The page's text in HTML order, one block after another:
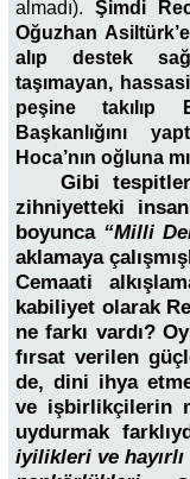
almadı). Şimdi
Oğuzhan
alıp destek
taşımayan,
peşine takılıp
Başkanlığını
Hoca’nın oğluna
Gibi
zihniyetteki
boyunca “Milli
aklamaya
Cemaati
kabiliyet olarak
ne farkı vardı?
fırsat verilen
de, dini ihya
ve işbirlikçilerin
uydurmak
iyilikleri ve